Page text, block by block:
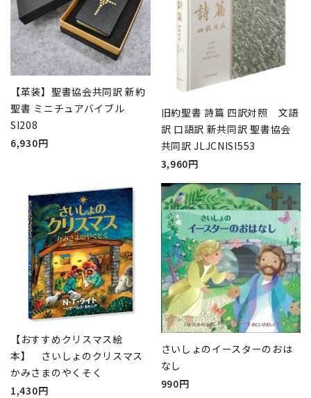
【革装】聖書協会共同訳 新約
聖書 ミニチュアバイブル
SI208
6,930円
旧約聖書 詩篇 四訳対照 文語
訳 口語訳 新共同訳 聖書協会
共同訳 JLJCNISI553
3,960円
【おすすめクリスマス絵
本】 さいしょのクリスマス
かみさまのやくそく
1,430円
さいしょのイースターのおは
なし
990円